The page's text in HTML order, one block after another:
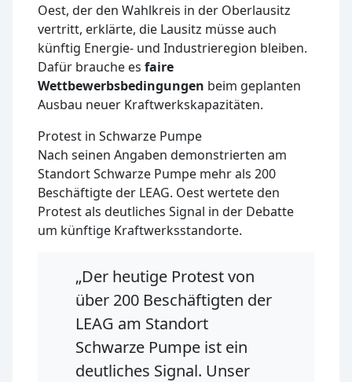
Oest, der den Wahlkreis in der Oberlausitz
vertritt, erklärte, die Lausitz müsse auch
künftig Energie- und Industrieregion bleiben.
Dafür brauche es faire
Wettbewerbsbedingungen beim geplanten
Ausbau neuer Kraftwerkskapazitäten.
Protest in Schwarze Pumpe
Nach seinen Angaben demonstrierten am
Standort Schwarze Pumpe mehr als 200
Beschäftigte der LEAG. Oest wertete den
Protest als deutliches Signal in der Debatte
um künftige Kraftwerksstandorte.
„Der heutige Protest von
über 200 Beschäftigten der
LEAG am Standort
Schwarze Pumpe ist ein
deutliches Signal. Unser